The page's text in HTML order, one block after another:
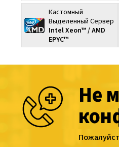
Кастомный
Выделенный Сервер
Intel Xeon™ / AMD
EPYC™
Не